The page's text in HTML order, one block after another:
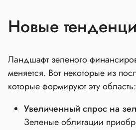
Новые
Ландшафт зеленого
меняется. Вот некоторые из
которые формируют эту область:
Увеличенный спрос на
Зеленые облигации